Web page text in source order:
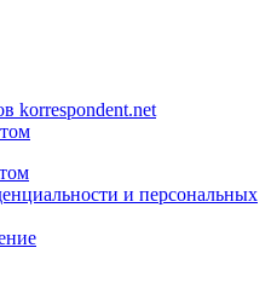
korrespondent.net
и персональных